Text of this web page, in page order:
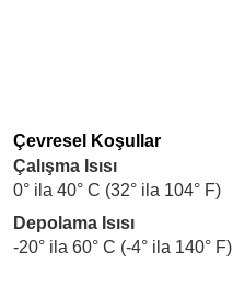
Çevresel Koşullar
Çalışma Isısı
0° ila 40° C (32° ila 104° F)
Depolama Isısı
-20° ila 60° C (-4° ila 140° F)